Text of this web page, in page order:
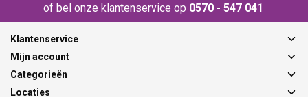
of bel onze klantenservice op 0570 - 547 041
Klantenservice
Mijn account
Categorieën
Locaties